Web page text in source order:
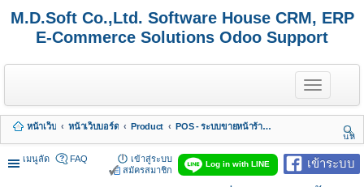
M.D.Soft Co.,Ltd. Software House CRM, ERP
E-Commerce Solutions Odoo Support
T
o
g
e
n
a
หน้าเว็บ หน้าเว็บบอร์ด Product
POS - ระบบขายหน้าร้านสำหรับร้านค้าที่มีหลายสาขา
นห
า
เมนูลัด
เข้าระบบ
Log in with LINE
FAQ
เข้าสู่ระบบ
สมัครสมาชิก